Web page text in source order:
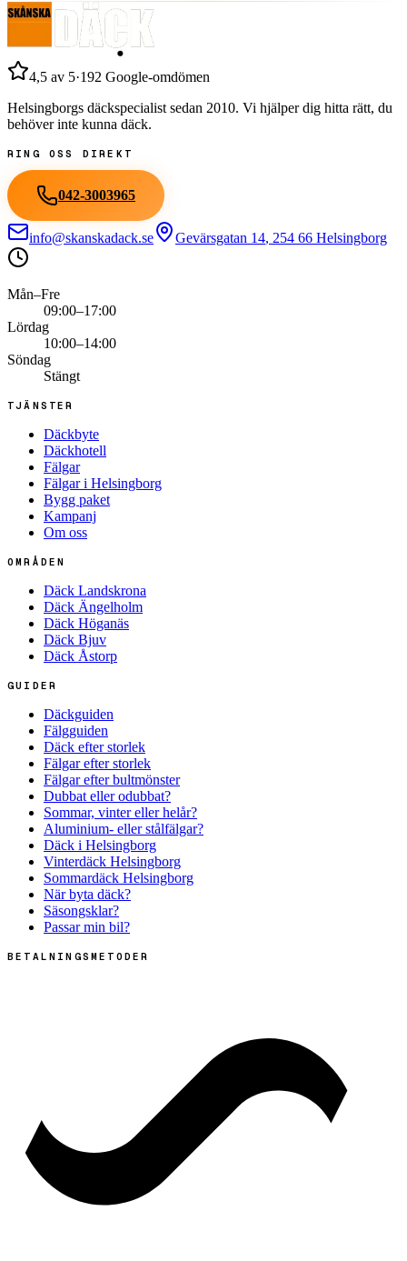
4,5 av 5·192 Google-omdömen
Helsingborgs däckspecialist sedan 2010. Vi hjälper dig hitta rätt, du
behöver inte kunna däck.
RING OSS DIREKT
042-3003965
info@skanskadack.se Gevärsgatan 14, 254 66 Helsingborg
Mån–Fre
09:00–17:00
Lördag
10:00–14:00
Söndag
Stängt
TJÄNSTER
Däckbyte
Däckhotell
Fälgar
Fälgar i Helsingborg
Bygg paket
Kampanj
Om oss
OMRÅDEN
Däck Landskrona
Däck Ängelholm
Däck Höganäs
Däck Bjuv
Däck Åstorp
GUIDER
Däckguiden
Fälgguiden
Däck efter storlek
Fälgar efter storlek
Fälgar efter bultmönster
Dubbat eller odubbat?
Sommar, vinter eller helår?
Aluminium- eller stålfälgar?
Däck i Helsingborg
Vinterdäck Helsingborg
Sommardäck Helsingborg
När byta däck?
Säsongsklar?
Passar min bil?
BETALNINGSMETODER